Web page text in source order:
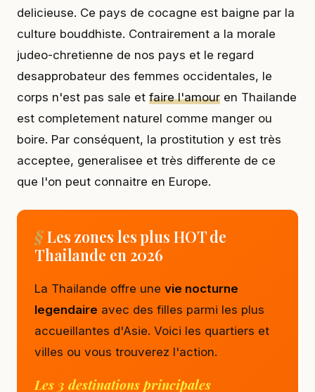
delicieuse. Ce pays de cocagne est baigne par la
culture bouddhiste. Contrairement a la morale
judeo-chretienne de nos pays et le regard
desapprobateur des femmes occidentales, le
corps n'est pas sale et faire l'amour en Thailande
est completement naturel comme manger ou
boire. Par conséquent, la prostitution y est très
acceptee, generalisee et très differente de ce
que l'on peut connaitre en Europe.
Les zones les plus HOT de
Thailande en 2026
La Thailande offre une vie nocturne
legendaire avec des filles parmi les plus
accueillantes d'Asie. Voici les quartiers et
villes ou vous trouverez l'action.
Les 3 destinations principales